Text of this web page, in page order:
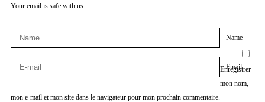
Your email is safe with us.
Name
Email
Enregistrer
mon nom,
mon e-mail et mon site dans le navigateur pour mon prochain commentaire.